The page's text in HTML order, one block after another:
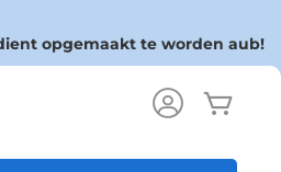
opgemaakt te worden aub!